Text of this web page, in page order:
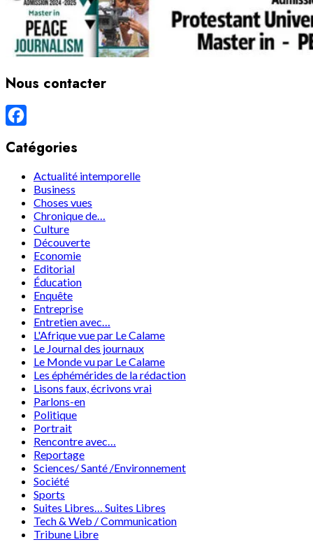
Nous contacter
Catégories
Actualité intemporelle
Business
Choses vues
Chronique de…
Culture
Découverte
Economie
Editorial
Éducation
Enquête
Entreprise
Entretien avec…
L'Afrique vue par Le Calame
Le Journal des journaux
Le Monde vu par Le Calame
Les éphémérides de la rédaction
Lisons faux, écrivons vrai
Parlons-en
Politique
Portrait
Rencontre avec…
Reportage
Sciences/ Santé /Environnement
Société
Sports
Suites Libres… Suites Libres
Tech & Web / Communication
Tribune Libre